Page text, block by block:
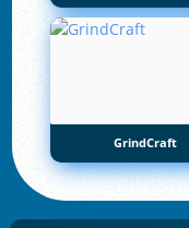
GrindCraft